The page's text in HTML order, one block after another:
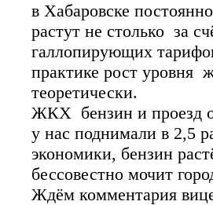
в Хабаровске
растут не столько за
галлопирующих
практике рост уровня
теоретически.
ЖКХ бензин и проезд
у нас поднимали в 2,5
экономики, бензин
бессовестно мочит
Ждём комментария